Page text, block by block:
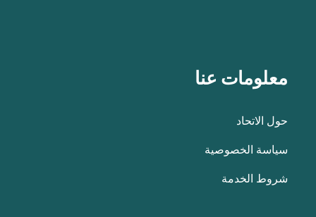
معلومات عنا
حول الاتحاد
سياسة الخصوصية
شروط الخدمة